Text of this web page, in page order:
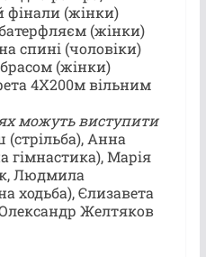
фінали (жінки)
(жінки)
спині (чоловіки)
(жінки)
4X200м вільним
можуть виступити
(стрільба), Анна
гімнастика), Марія
Людмила
ходьба), Єлизавета
Желтяков